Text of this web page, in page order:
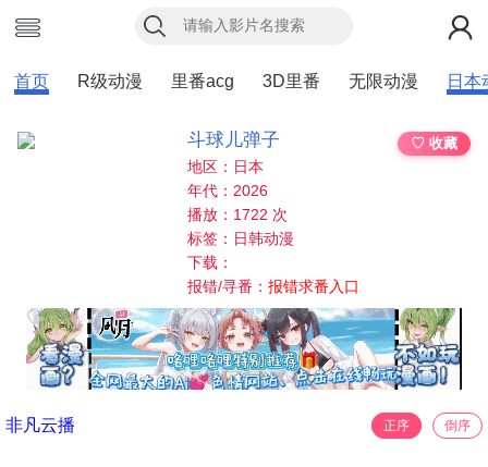
首页 R级动漫 里番acg 3D里番 无限动漫 日本
斗球儿弹子
♡ 收藏
地区：日本
年代：2026
播放：1722 次
标签：日韩动漫
下载：
报错/寻番：报错求番入口
非凡云播 正序 倒序